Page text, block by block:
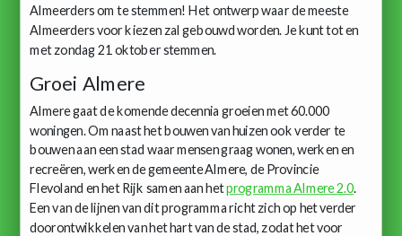
Almeerders om te stemmen! Het ontwerp waar de meeste
Almeerders voor kiezen zal gebouwd worden. Je kunt tot en
met zondag 21 oktober stemmen.
Groei Almere
Almere gaat de komende decennia groeien met 60.000
woningen. Om naast het bouwen van huizen ook verder te
bouwen aan een stad waar mensen graag wonen, werken en
recreëren, werken de gemeente Almere, de Provincie
Flevoland en het Rijk samen aan hetprogramma Almere 2.0.
Een van de lijnen van dit programma richt zich op het verder
doorontwikkelen van het hart van de stad, zodat het voor